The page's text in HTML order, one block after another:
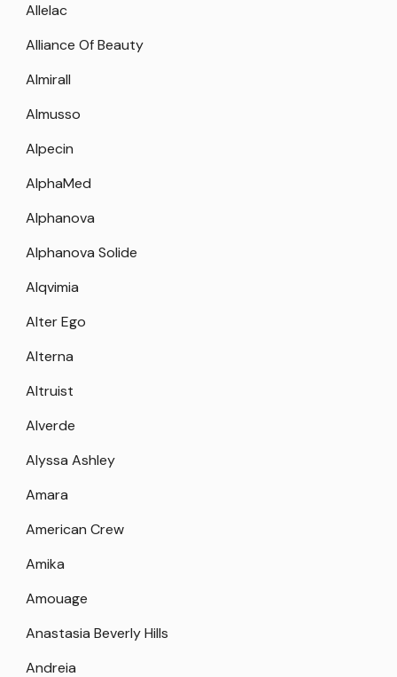
Allelac
Alliance Of Beauty
Almirall
Almusso
Alpecin
AlphaMed
Alphanova
Alphanova Solide
Alqvimia
Alter Ego
Alterna
Altruist
Alverde
Alyssa Ashley
Amara
American Crew
Amika
Amouage
Anastasia Beverly Hills
Andreia